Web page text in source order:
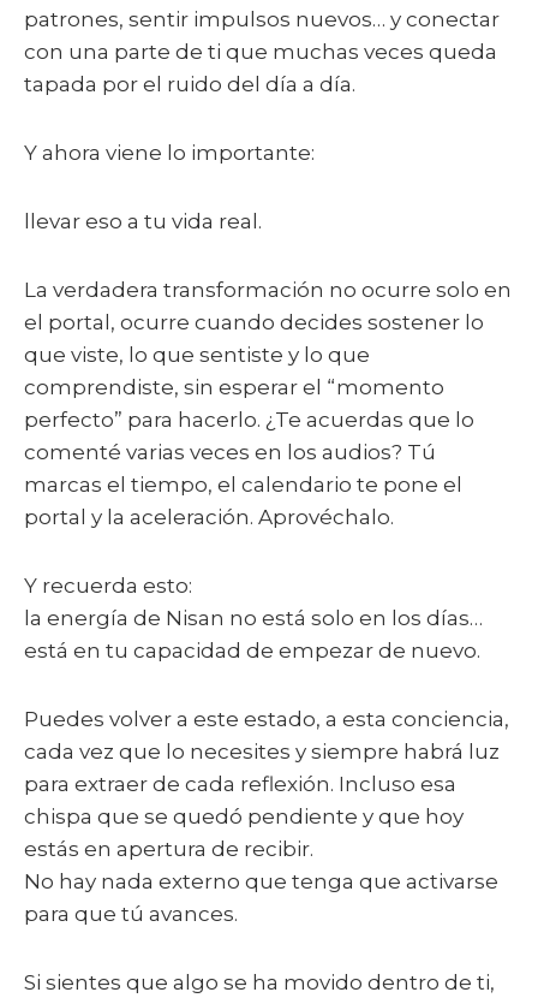
patrones, sentir impulsos nuevos… y conectar
con una parte de ti que muchas veces queda
tapada por el ruido del día a día.
Y ahora viene lo importante:
llevar eso a tu vida real.
La verdadera transformación no ocurre solo en
el portal, ocurre cuando decides sostener lo
que viste, lo que sentiste y lo que
comprendiste, sin esperar el “momento
perfecto” para hacerlo. ¿Te acuerdas que lo
comenté varias veces en los audios? Tú
marcas el tiempo, el calendario te pone el
portal y la aceleración. Aprovéchalo.
Y recuerda esto:
la energía de Nisan no está solo en los días…
está en tu capacidad de empezar de nuevo.
Puedes volver a este estado, a esta conciencia,
cada vez que lo necesites y siempre habrá luz
para extraer de cada reflexión. Incluso esa
chispa que se quedó pendiente y que hoy
estás en apertura de recibir.
No hay nada externo que tenga que activarse
para que tú avances.
Si sientes que algo se ha movido dentro de ti,